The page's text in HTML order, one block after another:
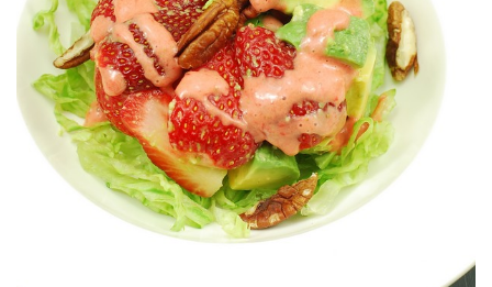
#DESCUBRIENDOSABORES:
ENSALADA DE AGUACATE & FRESAS
CON VINAGRETA DE FRESAS